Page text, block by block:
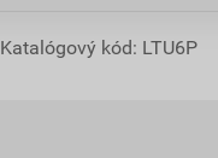
Katalógový kód: LTU6P